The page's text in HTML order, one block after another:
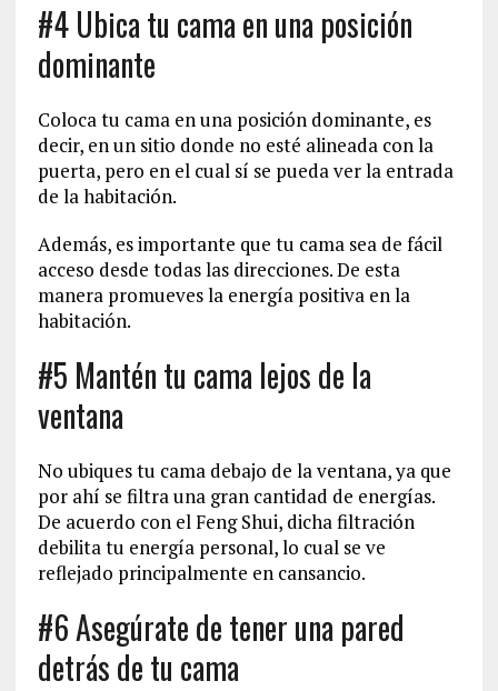
#4 Ubica tu cama en una posición
dominante
Coloca tu cama en una posición dominante, es
decir, en un sitio donde no esté alineada con la
puerta, pero en el cual sí se pueda ver la entrada
de la habitación.
Además, es importante que tu cama sea de fácil
acceso desde todas las direcciones. De esta
manera promueves la energía positiva en la
habitación.
#5 Mantén tu cama lejos de la
ventana
No ubiques tu cama debajo de la ventana, ya que
por ahí se filtra una gran cantidad de energías.
De acuerdo con el Feng Shui, dicha filtración
debilita tu energía personal, lo cual se ve
reflejado principalmente en cansancio.
#6 Asegúrate de tener una pared
detrás de tu cama